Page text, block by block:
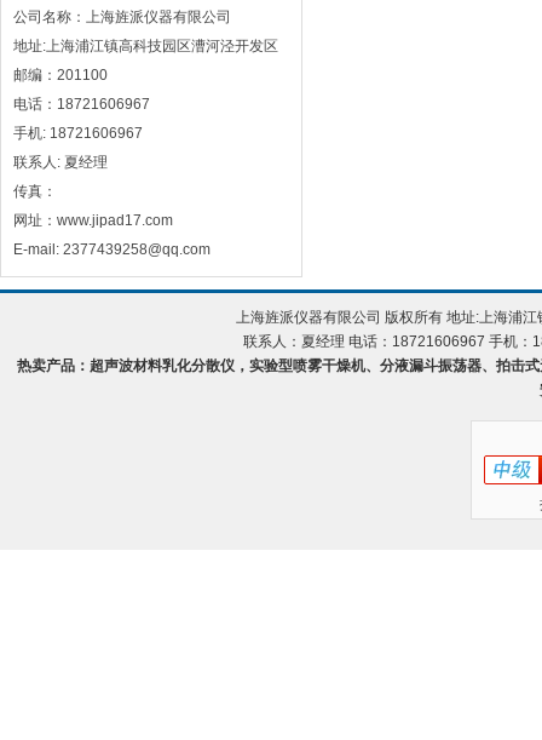
公司名称：上海旌派仪器有限公司
地址:上海浦江镇高科技园区漕河泾开发区
邮编：201100
电话：18721606967
手机: 18721606967
联系人: 夏经理
传真：
网址：www.jipad17.com
E-mail: 2377439258@qq.com
上海旌派仪器有限公司 版权所有 地址:上海浦
联系人：夏经理 电话：18721606967 手机
热卖产品：超声波材料乳化分散仪，实验型喷雾干燥机、分液漏斗振荡器、拍击